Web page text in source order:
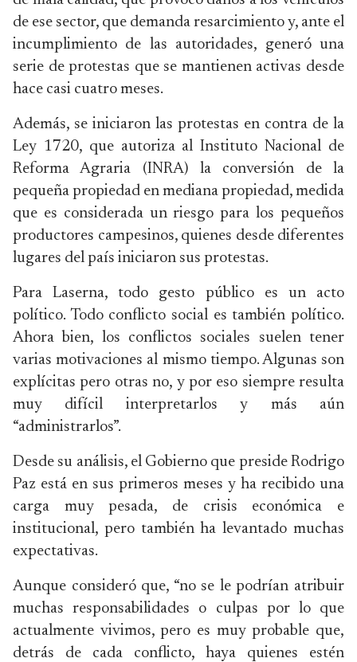
de ese sector, que demanda resarcimiento y, ante el
incumplimiento de las autoridades, generó una
serie de protestas que se mantienen activas desde
hace casi cuatro meses.
Además, se iniciaron las protestas en contra de la
Ley 1720, que autoriza al Instituto Nacional de
Reforma Agraria (INRA) la conversión de la
pequeña propiedad en mediana propiedad, medida
que es considerada un riesgo para los pequeños
productores campesinos, quienes desde diferentes
lugares del país iniciaron sus protestas.
Para Laserna, todo gesto público es un acto
político. Todo conflicto social es también político.
Ahora bien, los conflictos sociales suelen tener
varias motivaciones al mismo tiempo. Algunas son
explícitas pero otras no, y por eso siempre resulta
muy difícil interpretarlos y más aún
“administrarlos”.
Desde su análisis, el Gobierno que preside Rodrigo
Paz está en sus primeros meses y ha recibido una
carga muy pesada, de crisis económica e
institucional, pero también ha levantado muchas
expectativas.
Aunque consideró que, “no se le podrían atribuir
muchas responsabilidades o culpas por lo que
actualmente vivimos, pero es muy probable que,
detrás de cada conflicto, haya quienes estén